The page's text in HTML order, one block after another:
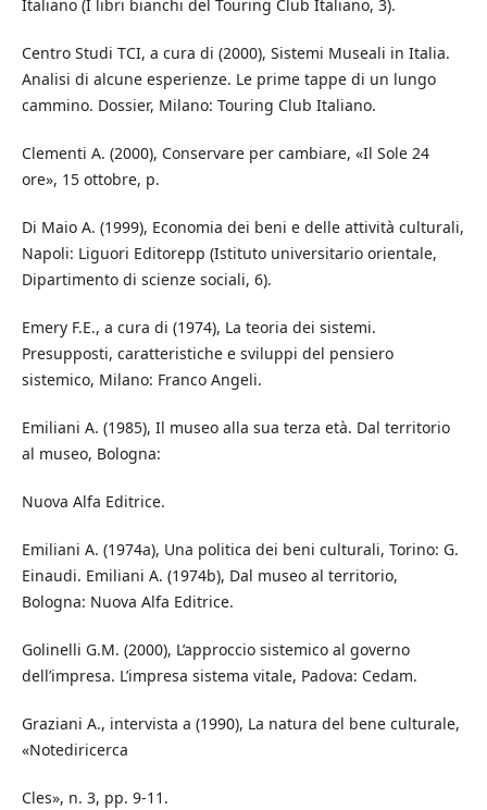
Italiano (I libri bianchi del Touring Club Italiano, 3).
Centro Studi TCI, a cura di (2000), Sistemi Museali in Italia.
Analisi di alcune esperienze. Le prime tappe di un lungo
cammino. Dossier, Milano: Touring Club Italiano.
Clementi A. (2000), Conservare per cambiare, «Il Sole 24
ore», 15 ottobre, p.
Di Maio A. (1999), Economia dei beni e delle attività culturali,
Napoli: Liguori Editorepp (Istituto universitario orientale,
Dipartimento di scienze sociali, 6).
Emery F.E., a cura di (1974), La teoria dei sistemi.
Presupposti, caratteristiche e sviluppi del pensiero
sistemico, Milano: Franco Angeli.
Emiliani A. (1985), Il museo alla sua terza età. Dal territorio
al museo, Bologna:
Nuova Alfa Editrice.
Emiliani A. (1974a), Una politica dei beni culturali, Torino: G.
Einaudi. Emiliani A. (1974b), Dal museo al territorio,
Bologna: Nuova Alfa Editrice.
Golinelli G.M. (2000), L’approccio sistemico al governo
dell’impresa. L’impresa sistema vitale, Padova: Cedam.
Graziani A., intervista a (1990), La natura del bene culturale,
«Notediricerca
Cles», n. 3, pp. 9-11.